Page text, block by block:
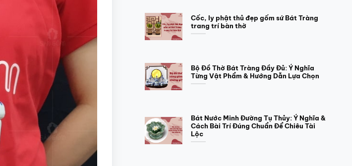
Cốc, ly phật thủ đẹp gốm sứ Bát Tràng
trang trí bàn thờ
Bộ Đồ Thờ Bát Tràng Đầy Đủ: Ý Nghĩa
Từng Vật Phẩm & Hướng Dẫn Lựa Chọn
Bát Nước Minh Đường Tụ Thủy: Ý Nghĩa &
Cách Bài Trí Đúng Chuẩn Để Chiêu Tài
Lộc